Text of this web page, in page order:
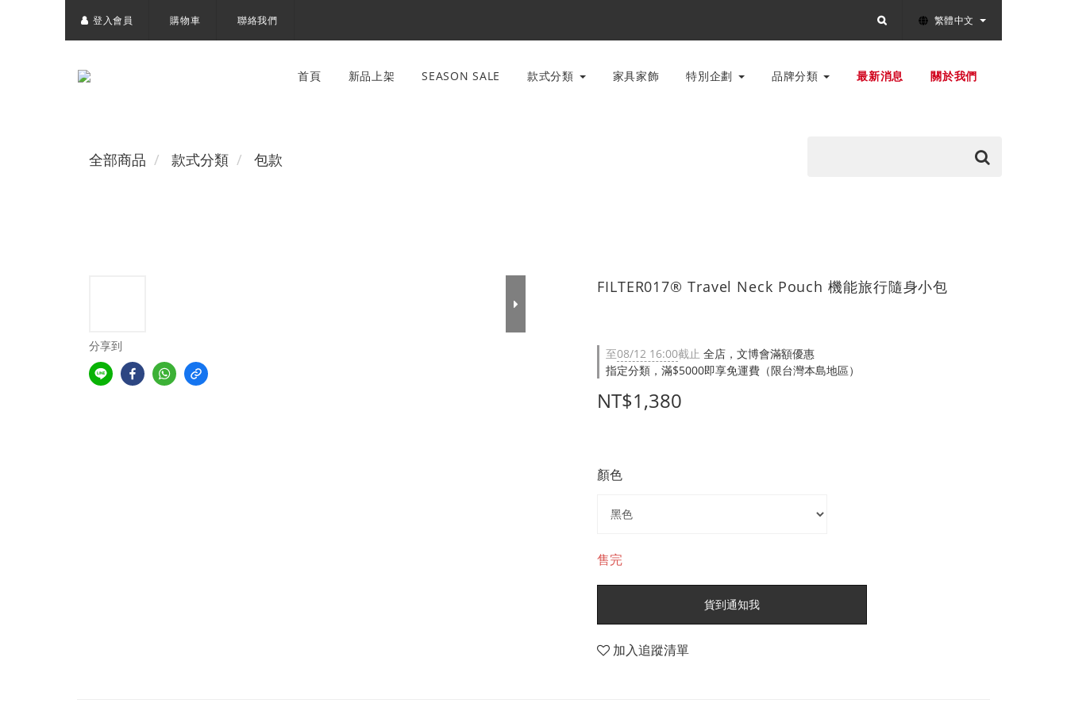
登入會員 購物車 聯絡我們 繁體中文
首頁 新品上架 SEASON SALE 款式分類 家具家飾 特別企劃 品牌分類 最新消息 關於我們
全部商品 款式分類 包款
分享到
FILTER017® Travel Neck Pouch 機能旅行隨身小包
至08/12 16:00截止 全店，文博會滿額優惠
指定分類，滿$5000即享免運費（限台灣本島地區）
NT$1,380
顏色
售完
貨到通知我
加入追蹤清單